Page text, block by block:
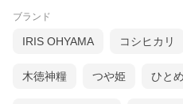
ブランド
IRIS OHYAMA コシヒカリ
木徳神糧 つや姫 ひと